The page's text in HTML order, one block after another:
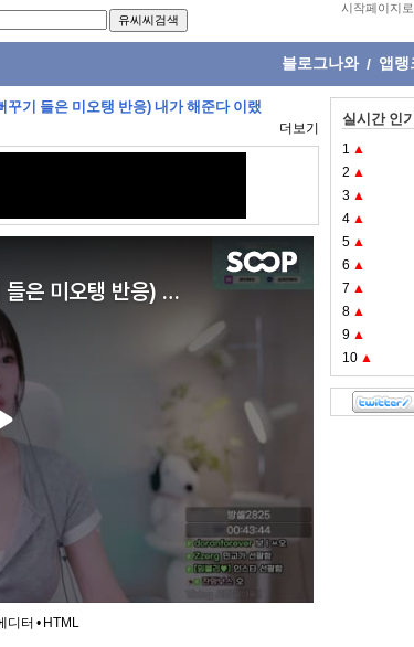
시작페이지로
블로그나와 / 앱랭
기 들은 미오탱 반응) 내가 해준다 이랬
더보기
디터 • HTML
실시간 인
1 ▲
2 ▲
3 ▲
4 ▲
5 ▲
6 ▲
7 ▲
8 ▲
9 ▲
10 ▲